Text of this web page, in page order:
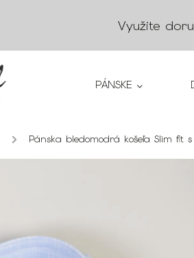
Využite
PÁNSKE
/ Pánska bledomodrá košeľa Slim fit